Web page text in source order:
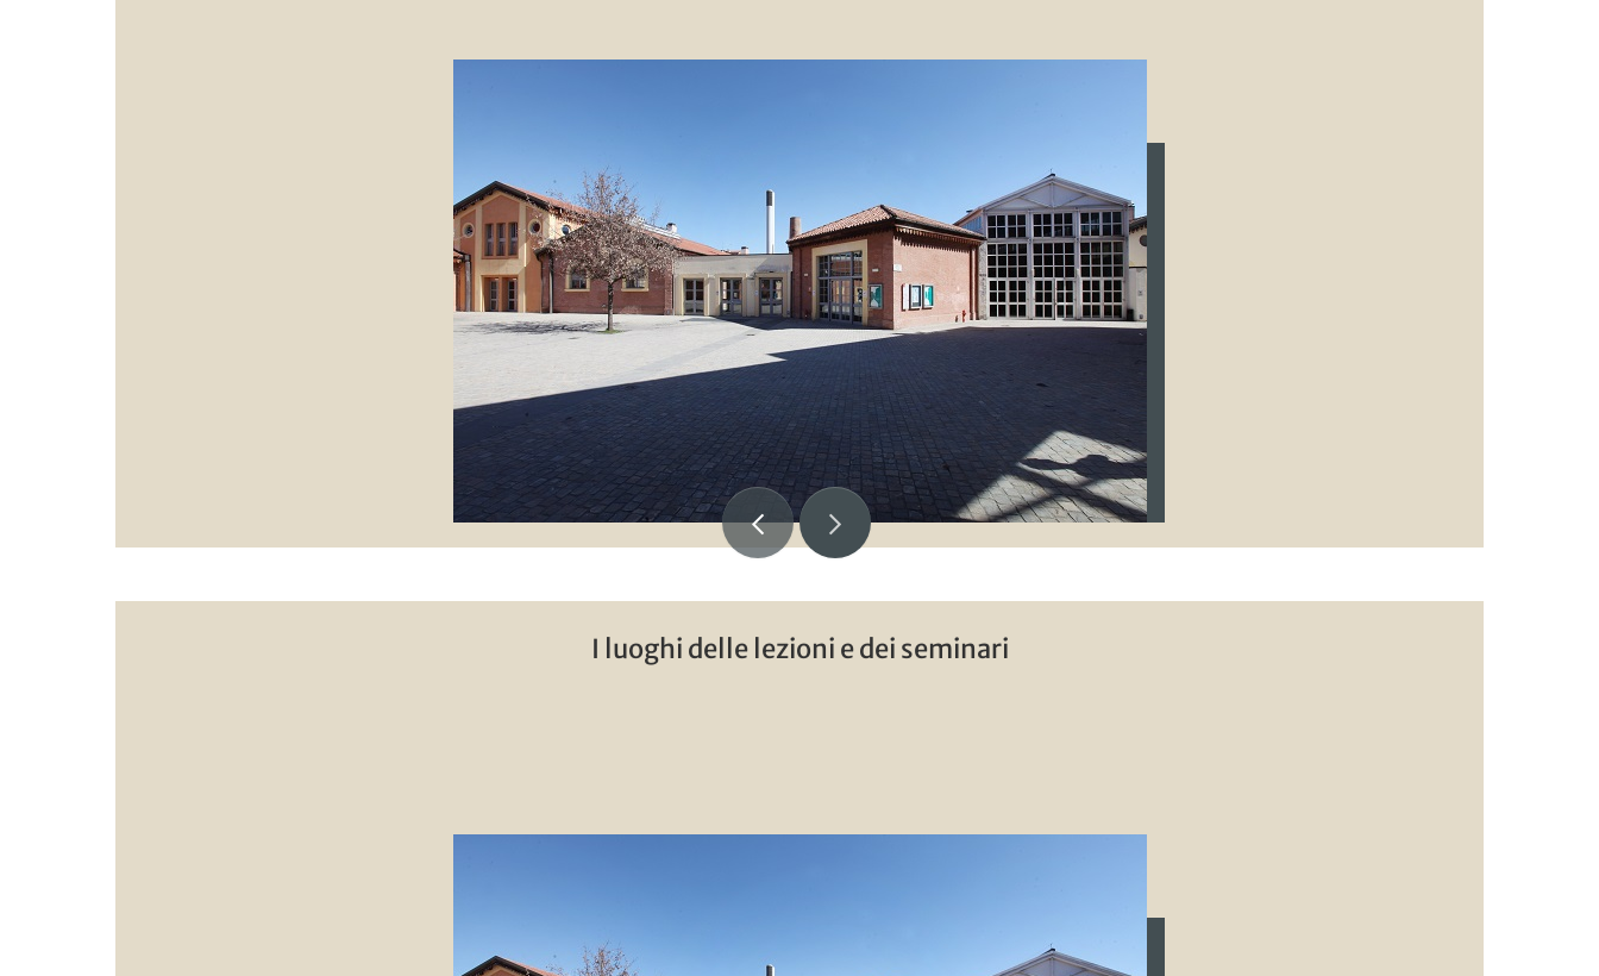
I luoghi delle lezioni e dei seminari